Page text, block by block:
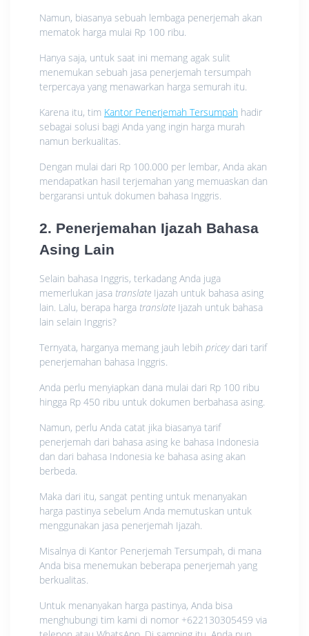
Namun, biasanya sebuah lembaga penerjemah akan
mematok harga mulai Rp 100 ribu.
Hanya saja, untuk saat ini memang agak sulit
menemukan sebuah jasa penerjemah tersumpah
terpercaya yang menawarkan harga semurah itu.
Karena itu, tim Kantor Penerjemah Tersumpah hadir
sebagai solusi bagi Anda yang ingin harga murah
namun berkualitas.
Dengan mulai dari Rp 100.000 per lembar, Anda akan
mendapatkan hasil terjemahan yang memuaskan dan
bergaransi untuk dokumen bahasa Inggris.
2. Penerjemahan Ijazah Bahasa
Asing Lain
Selain bahasa Inggris, terkadang Anda juga
memerlukan jasa translate Ijazah untuk bahasa asing
lain. Lalu, berapa harga translate Ijazah untuk bahasa
lain selain Inggris?
Ternyata, harganya memang jauh lebih priceydari tarif
penerjemahan bahasa Inggris.
Anda perlu menyiapkan dana mulai dari Rp 100 ribu
hingga Rp 450 ribu untuk dokumen berbahasa asing.
Namun, perlu Anda catat jika biasanya tarif
penerjemah dari bahasa asing ke bahasa Indonesia
dan dari bahasa Indonesia ke bahasa asing akan
berbeda.
Maka dari itu, sangat penting untuk menanyakan
harga pastinya sebelum Anda memutuskan untuk
menggunakan jasa penerjemah Ijazah.
Misalnya di Kantor Penerjemah Tersumpah, di mana
Anda bisa menemukan beberapa penerjemah yang
berkualitas.
Untuk menanyakan harga pastinya, Anda bisa
menghubungi tim kami di nomor +622130305459 via